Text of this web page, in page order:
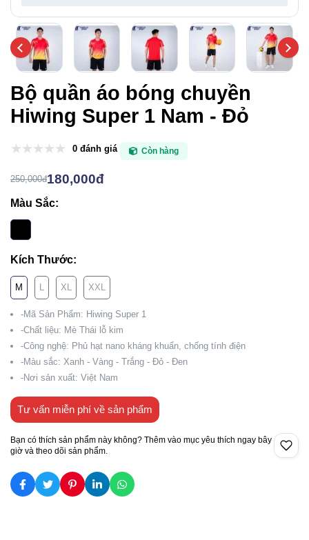
Bộ quần áo bóng chuyền
Hiwing Super 1 Nam - Đỏ
0 đánh giá Còn hàng
250,000đ180,000đ
Màu Sắc:
Kích Thước:
M L XL XXL
-Mã Sản Phẩm: Hiwing Super 1
-Chất liệu: Mè Thái lỗ kim
-Công nghệ: Phủ hạt nano kháng khuẩn, chống tính điện
-Màu sắc: Xanh - Vàng - Trắng - Đỏ - Đen
-Nơi sản xuất: Việt Nam
Tư vấn miễn phí về sản phẩm
Bạn có thích sản phẩm này không? Thêm vào mục yêu thích ngay bây
giờ và theo dõi sản phẩm.